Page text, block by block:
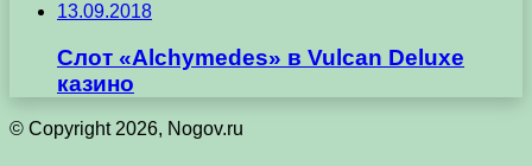
13.09.2018
Слот «Alchymedes» в Vulcan Deluxe
казино
© Copyright 2026, Nogov.ru